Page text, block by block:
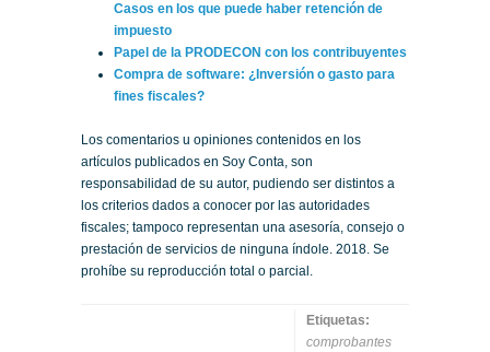
Casos en los que puede haber retención de
impuesto
Papel de la PRODECON con los contribuyentes
Compra de software: ¿Inversión o gasto para
fines fiscales?
Los comentarios u opiniones contenidos en los
artículos publicados en Soy Conta, son
responsabilidad de su autor, pudiendo ser distintos a
los criterios dados a conocer por las autoridades
fiscales; tampoco representan una asesoría, consejo o
prestación de servicios de ninguna índole. 2018. Se
prohíbe su reproducción total o parcial.
Etiquetas:
comprobantes